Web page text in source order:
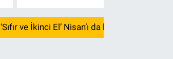
‘Sıfır ve İkinci El’ Nisan’ı da kayıpla kapadı